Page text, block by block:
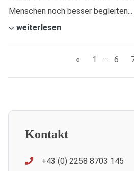
Menschen noch besser begleiten...
weiterlesen
« 1 … 6
Kontakt
+43 (0) 2258 8703 145